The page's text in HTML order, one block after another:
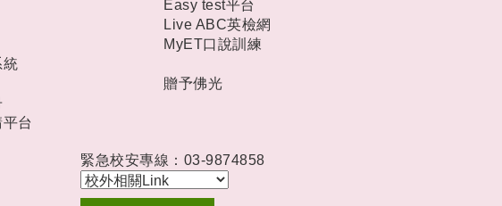
統
台
Easy test平台
Live ABC英檢網
MyET口說訓練
贈予佛光
緊急校安專線：03-9874858